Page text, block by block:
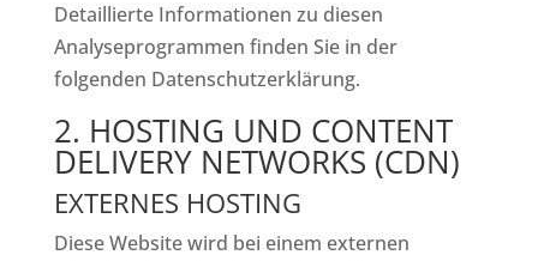
Detaillierte Informationen zu diesen
Analyseprogrammen finden Sie in der
folgenden Datenschutzerklärung.
2. HOSTING UND CONTENT
DELIVERY NETWORKS (CDN)
EXTERNES HOSTING
Diese Website wird bei einem externen